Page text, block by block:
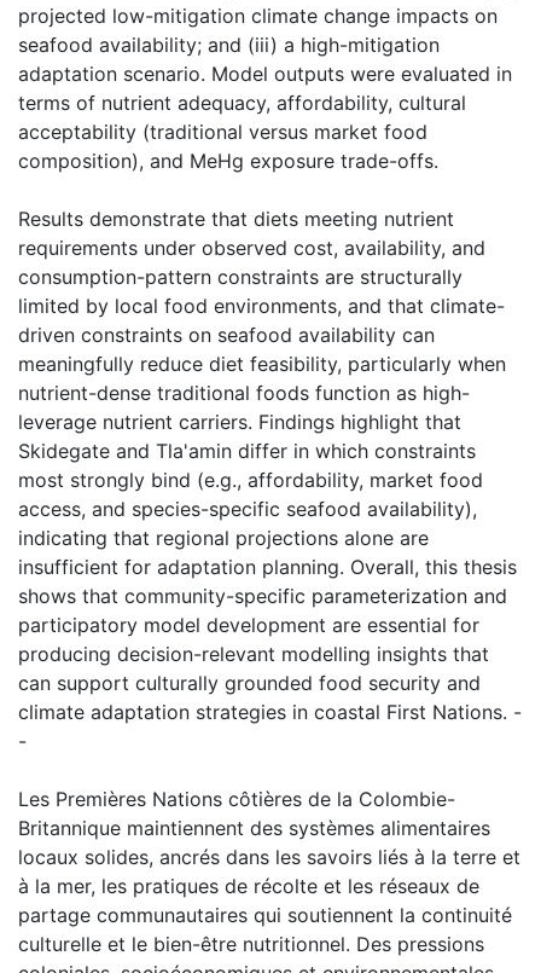
projected low-mitigation climate change impacts on
seafood availability; and (iii) a high-mitigation
adaptation scenario. Model outputs were evaluated in
terms of nutrient adequacy, affordability, cultural
acceptability (traditional versus market food
composition), and MeHg exposure trade-offs.
Results demonstrate that diets meeting nutrient
requirements under observed cost, availability, and
consumption-pattern constraints are structurally
limited by local food environments, and that climate-
driven constraints on seafood availability can
meaningfully reduce diet feasibility, particularly when
nutrient-dense traditional foods function as high-
leverage nutrient carriers. Findings highlight that
Skidegate and Tla'amin differ in which constraints
most strongly bind (e.g., affordability, market food
access, and species-specific seafood availability),
indicating that regional projections alone are
insufficient for adaptation planning. Overall, this thesis
shows that community-specific parameterization and
participatory model development are essential for
producing decision-relevant modelling insights that
can support culturally grounded food security and
climate adaptation strategies in coastal First Nations. -
-
Les Premières Nations côtières de la Colombie-
Britannique maintiennent des systèmes alimentaires
locaux solides, ancrés dans les savoirs liés à la terre et
à la mer, les pratiques de récolte et les réseaux de
partage communautaires qui soutiennent la continuité
culturelle et le bien-être nutritionnel. Des pressions